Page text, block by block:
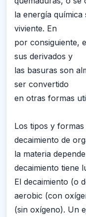
la energía
viviente. En
por consiguiente,
sus derivados y
las basuras son
ser convertido
en otras formas
Los tipos y
decaimiento de
la materia
decaimiento tiene
El decaimiento (o
aerobic (con
(sin oxígeno). Un